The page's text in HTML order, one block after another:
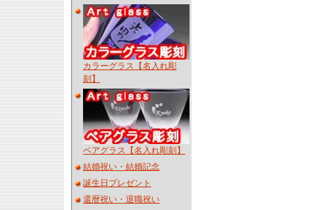
カラーグラス【名入れ彫
刻】
ペアグラス【名入れ彫刻】
結婚祝い・結婚記念
誕生日プレゼント
還暦祝い・退職祝い